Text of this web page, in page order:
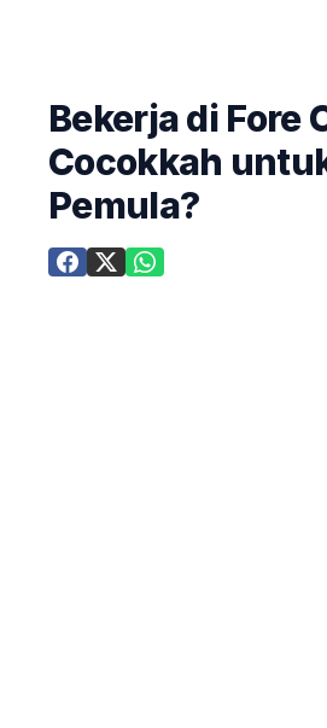
Bekerja di Fore
Cocokkah
Pemula?